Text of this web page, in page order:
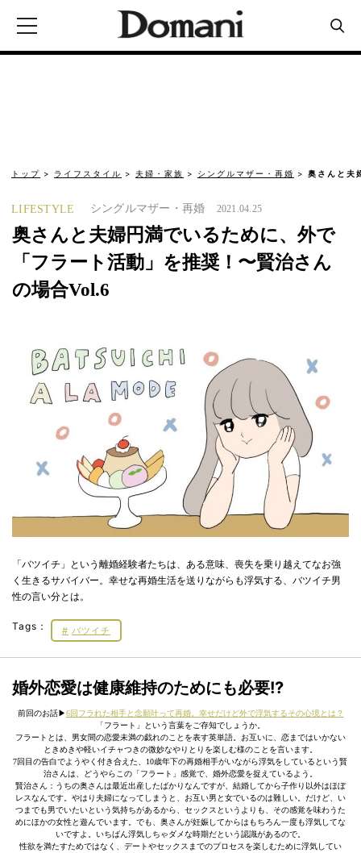
トップ ライフスタイル 夫婦・家族 シングルマザー・再婚 奥さんと夫
LIFESTYLE シングルマザー・再婚 2021.04.25
奥さんと夫婦円満でいるために、外で
「フラート活動」を推奨！〜賢治さん
の場合Vol.6
「バツイチ」という離婚経験者たちは、ある意味、喪失を乗り越えてなお強
く生きるサバイバー。幸せな再婚生活を送りながらも浮気する、バツイチ男
性の言い分とは。
Tags： バツイチ
婚外恋愛は健康維持のためにも必要!?
前回のお話▶︎6回フラれた相手と念願叶って再婚。幸せだけど外で浮気するその心境とは？
「フラート」という言葉をご存知でしょうか。
フラートとは、男女間の恋愛未満の戯れのことを表す英単語。お互いに、恋まではいかない
ときめきや軽いイチャつきの微妙なやりとりを楽しむ様のことを言います。
7回目の告白でようやく付き合えた、10歳年下の再婚相手がいながら浮気をしているという賢
治さんは、どうやらこの「フラート」感覚で、婚外恋愛を捉えているよう。
賢治さん：うちの奥さんは最近出産したばかりなんですが、結婚してから子作り以外はほぼ
レスなんです。やはり夫婦になってしまうと、お互い男と女でいるのは難しい。だけど、い
つまでも男でいたいという気持ちがあるから、セックスというよりも、その感覚を味わうた
めにほかの女性と遊んでいます。でも、奥さんが妊娠してからはもちろん一度も浮気してな
いですよ。いちばん浮気しちゃダメな時期だという認識があるので。
性欲を満たすためではなく、デートやセックスまでのプロセスを楽しむために浮気してい